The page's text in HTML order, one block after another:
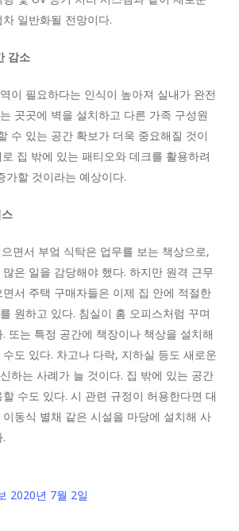
일반화될 전망이다.
감소
이 필요하다는 인식이 높아져 실내가 완전
곳곳에 벽을 설치하고 다른 가족 구성원
수 있는 공간 확보가 더욱 중요해질 것이
집 밖에 있는 패티오와 데크를 활용하려
가할 것이라는 예상이다.
면서 부엌 식탁은 업무를 보는 책상으로,
은 일을 감당해야 했다. 하지만 원격 근무
서 주택 구매자들은 이제 집 안에 적절한
원하고 있다. 침실이 홈 오피스처럼 꾸며
또는 특정 공간에 책장이나 책상을 설치해
도 있다. 차고나 다락, 지하실 등도 새로운
하는 사례가 늘 것이다. 집 밖에 있는 공간
수도 있다. 시 관련 규정이 허용한다면 대
동식 별채 같은 시설을 마당에 설치해 사
2020년 7월 2일